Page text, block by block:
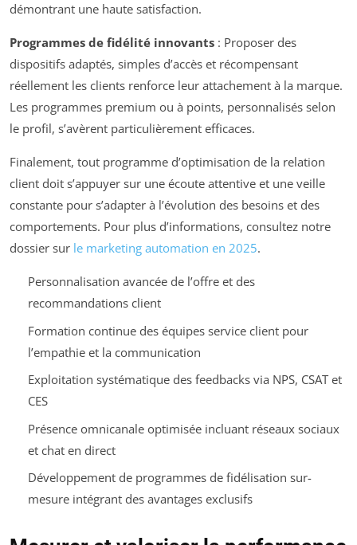
démontrant une haute satisfaction.
Programmes de fidélité innovants : Proposer des
dispositifs adaptés, simples d’accès et récompensant
réellement les clients renforce leur attachement à la marque.
Les programmes premium ou à points, personnalisés selon
le profil, s’avèrent particulièrement efficaces.
Finalement, tout programme d’optimisation de la relation
client doit s’appuyer sur une écoute attentive et une veille
constante pour s’adapter à l’évolution des besoins et des
comportements. Pour plus d’informations, consultez notre
dossier sur le marketing automation en 2025.
Personnalisation avancée de l’offre et des
recommandations client
Formation continue des équipes service client pour
l’empathie et la communication
Exploitation systématique des feedbacks via NPS, CSAT et
CES
Présence omnicanale optimisée incluant réseaux sociaux
et chat en direct
Développement de programmes de fidélisation sur-
mesure intégrant des avantages exclusifs